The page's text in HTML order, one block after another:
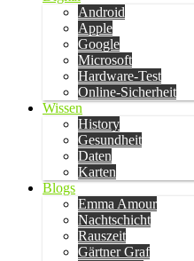
Android
Apple
Google
Microsoft
Hardware-Test
Online-Sicherheit
Wissen
History
Gesundheit
Daten
Karten
Blogs
Emma Amour
Nachtschicht
Rauszeit
Gärtner Graf